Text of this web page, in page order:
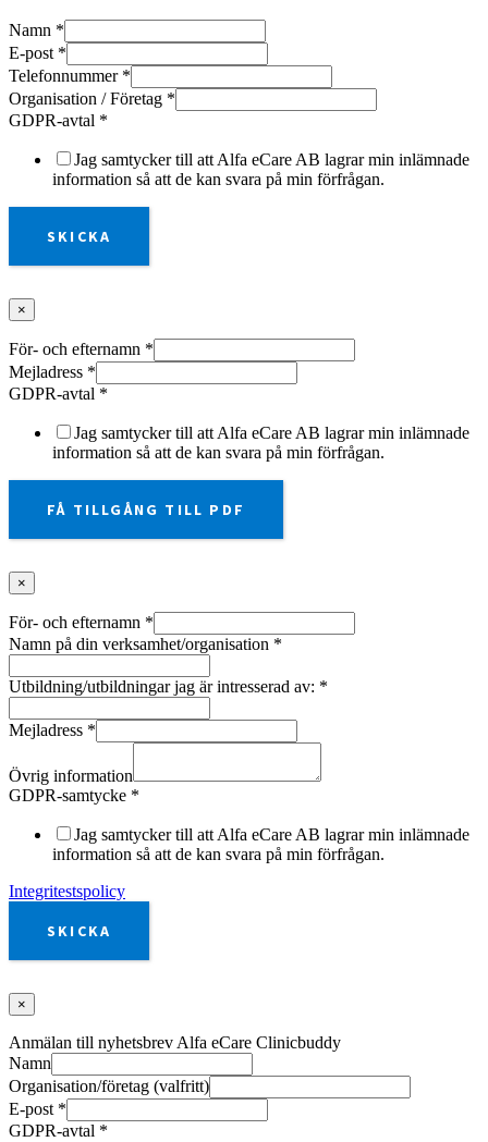
Namn *
E-post *
Telefonnummer *
Organisation / Företag *
GDPR-avtal *
Jag samtycker till att Alfa eCare AB lagrar min inlämnade
information så att de kan svara på min förfrågan.
SKICKA
×
För- och efternamn *
Mejladress *
GDPR-avtal *
Jag samtycker till att Alfa eCare AB lagrar min inlämnade
information så att de kan svara på min förfrågan.
FÅ TILLGÅNG TILL PDF
×
För- och efternamn *
Namn på din verksamhet/organisation *
Utbildning/utbildningar jag är intresserad av: *
Mejladress *
Övrig information
GDPR-samtycke *
Jag samtycker till att Alfa eCare AB lagrar min inlämnade
information så att de kan svara på min förfrågan.
Integritestspolicy
SKICKA
×
Anmälan till nyhetsbrev Alfa eCare Clinicbuddy
Namn
Organisation/företag (valfritt)
E-post *
GDPR-avtal *